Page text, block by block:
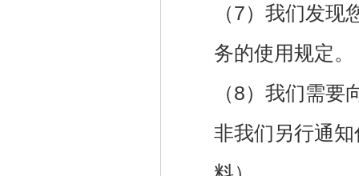
（7）我们发
务的使用规定。
（8）我们需
非我们另行通